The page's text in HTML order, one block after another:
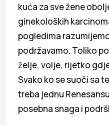
kuća za sve žene
ginekoloških
pogledima
podržavamo. Toliko
želje, volje, rijetko
Svako ko se suoči sa
treba jednu
posebna snaga i